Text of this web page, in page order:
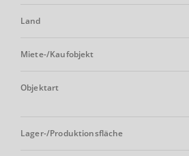
Land
Miete-/Kaufobjekt
Objektart
Lager-/Produktionsfläche